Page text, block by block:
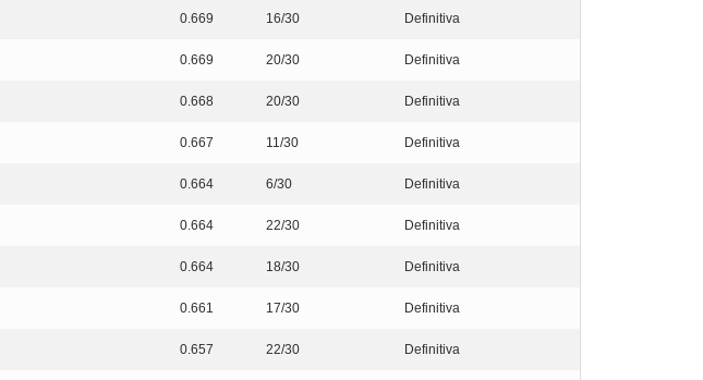
0.669 16/30 Definitiva
0.669 20/30 Definitiva
0.668 20/30 Definitiva
0.667 11/30 Definitiva
0.664 6/30 Definitiva
0.664 22/30 Definitiva
0.664 18/30 Definitiva
0.661 17/30 Definitiva
0.657 22/30 Definitiva